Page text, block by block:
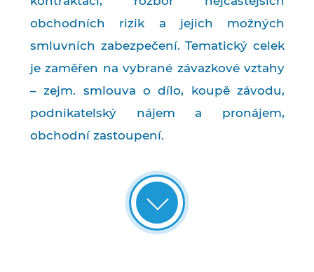
obchodních rizik a jejich možných
smluvních zabezpečení. Tematický celek
je zaměřen na vybrané závazkové vztahy
– zejm. smlouva o dílo, koupě závodu,
podnikatelský nájem a pronájem,
obchodní zastoupení.